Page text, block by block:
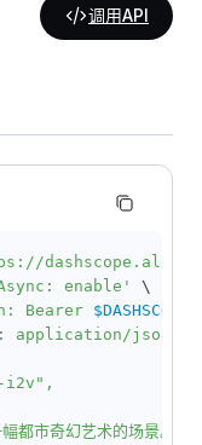
调用API
enable'
\
Bearer
application/json'
奇幻艺术的场景。一个